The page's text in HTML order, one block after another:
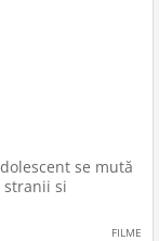
se mută
stranii si
FILME